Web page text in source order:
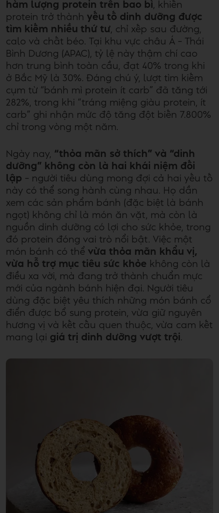
hàm lượng protein trên bao bì , khiến
protein trở thành yếu tố dinh dưỡng được
tìm kiếm nhiều thứ tư , chỉ xếp sau đường,
calo và chất béo. Tại khu vực châu Á – Thái
Bình Dương (APAC), tỷ lệ này thậm chí cao
hơn trung bình toàn cầu, đạt 40% trong khi
ở Bắc Mỹ là 30%. Đáng chú ý, lượt tìm kiếm
cụm từ “bánh mì protein ít carb” đã tăng tới
282%, trong khi “tráng miệng giàu protein, ít
carb” ghi nhận mức độ tăng đột biến 7.800%
chỉ trong vòng một năm.
Ngày nay, “thỏa mãn sở thích” và “dinh
dưỡng” không còn là hai khái niệm đối
lập – người tiêu dùng mong đợi cả hai yếu tố
này có thể song hành cùng nhau. Họ dần
xem các sản phẩm bánh (đặc biệt là bánh
ngọt) không chỉ là món ăn vặt, mà còn là
nguồn dinh dưỡng có lợi cho sức khỏe, trong
đó protein đóng vai trò nổi bật. Việc một
món bánh có thể vừa thỏa mãn khẩu vị,
vừa hỗ trợ mục tiêu sức khỏe không còn là
điều xa vời, mà đang trở thành chuẩn mực
mới của ngành bánh hiện đại. Người tiêu
dùng đặc biệt yêu thích những món bánh cổ
điển được bổ sung protein, vừa giữ nguyên
hương vị và kết cấu quen thuộc, vừa cam kết
mang lại giá trị dinh dưỡng vượt trội.